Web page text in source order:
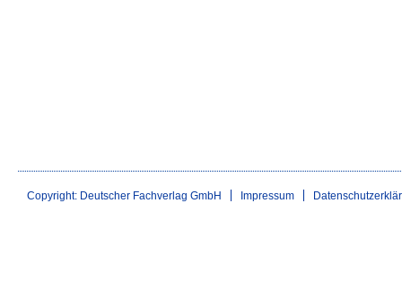
Copyright: Deutscher Fachverlag GmbH Impressum